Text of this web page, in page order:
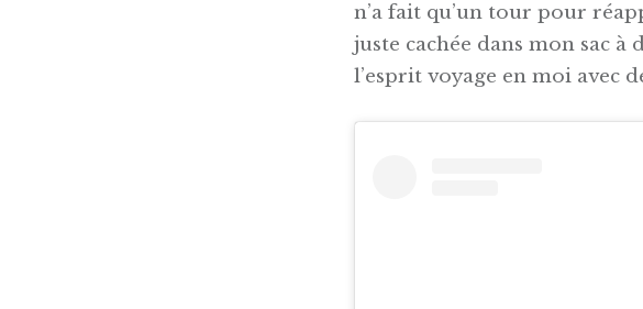
n’a fait qu’un tour pour
juste cachée dans mon sac
l’esprit voyage en moi avec